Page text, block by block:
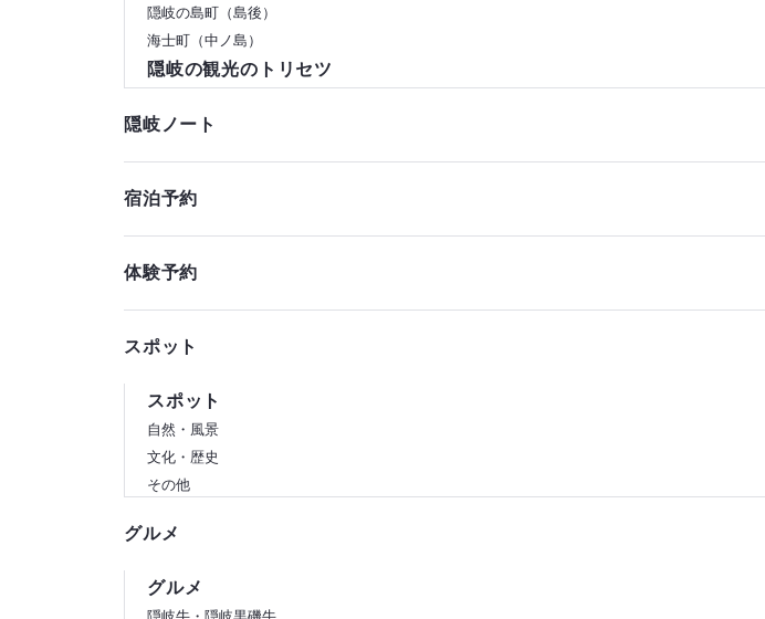
隠岐の島町（島後）
海士町（中ノ島）
隠岐の観光のトリセツ
隠岐ノート
宿泊予約
体験予約
スポット
スポット
自然・風景
文化・歴史
その他
グルメ
グルメ